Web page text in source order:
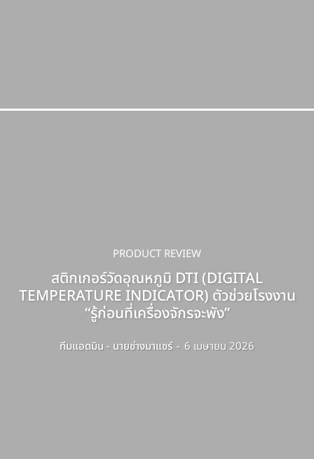
PRODUCT REVIEW
สติกเกอร์วัดอุณหภูมิ DTI (DIGITAL
TEMPERATURE INDICATOR) ตัวช่วยโรงงาน
“รู้ก่อนที่เครื่องจักรจะพัง”
ทีมแอดมิน - นายช่างมาแชร์ - 6 เมษายน 2026